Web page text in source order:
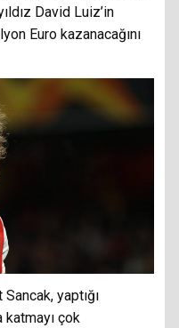
David Luiz’in
Euro kazanacağını
yaptığı
katmayı çok